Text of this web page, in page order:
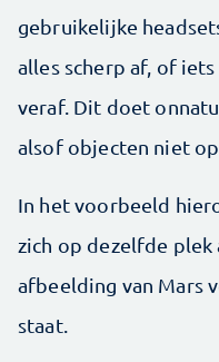
gebruikelijke
alles scherp af, of
veraf. Dit doet
alsof objecten niet
In het voorbeeld
zich op dezelfde
afbeelding van Mars
staat.